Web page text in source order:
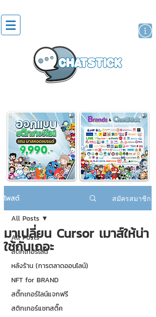
โพสต์ สมัครสมาชิก
All Posts
สติกเกอร์ไลน์
หลังร้าน (การตลาดออนไลน์)
NFT for BRAND
สติ๊กเกอร์ไลน์แจกฟรี
สติกเกอร์แชทสติ๊ค
All Posts
มาเปลี่ยน Cursor เมาส์ให้น่า
ใช้กันเถอะ